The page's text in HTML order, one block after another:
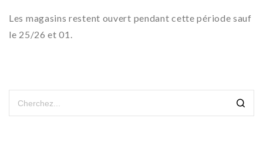
Les magasins restent ouvert pendant cette période sauf
le 25/26 et 01.